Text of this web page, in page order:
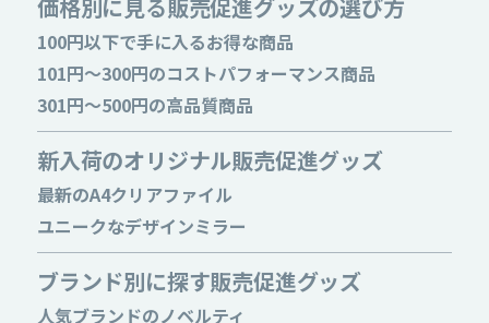
価格別に見る販売促進グッズの選び方
100円以下で手に入るお得な商品
101円～300円のコストパフォーマンス商品
301円～500円の高品質商品
新入荷のオリジナル販売促進グッズ
最新のA4クリアファイル
ユニークなデザインミラー
ブランド別に探す販売促進グッズ
人気ブランドのノベルティ